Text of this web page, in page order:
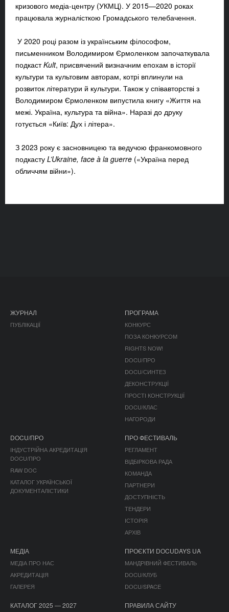
кризового медіа-центру (УКМЦ). У 2015—2020 роках
працювала журналісткою Громадського телебачення.
У 2020 році разом із українським філософом,
письменником Володимиром Єрмоленком започаткувала
подкастKult, присвячений визначним епохам в історії
культури та культовим авторам, котрі вплинули на
розвиток літератури й культури. Також у співавторстві з
Володимиром Єрмоленком випустила книгу «Життя на
межі. Україна, культура та війна». Наразі до друку
готується «Київ: Дух і літера».
З 2023 року є засновницею та ведучою франкомовного
подкасту L’Ukraine, face à la guerre («Україна перед
обличчям війни»).
ЖУРНАЛ
ПУБЛІКАЦІЇ
ПРОГРАМА
КОНКУРС
ПОЗА КОНКУРСОМ
RIGHTS NOW!
DOCU/ПРО
DOCU/СИНТЕЗ
ДЕКОНСТРУКЦІЇ
ПРОСТІ КОНСТРУКЦІЇ
DOCU/КЛАС
НАГОРОДИ
DOCU/ПРО
ІНДУСТРІЙНА АКРЕДИТАЦІЯ
DOCU/ПРО
RAW DOC
КАТАЛОГ УКРАЇНСЬКОЇ
ДОКУМЕНТАЛІСТИКИ
ПРО ФЕСТИВАЛЬ
РЕГЛАМЕНТ
ВІДБІРКОВА РАДА
КОМАНДА
ПАРТНЕРИ
ДОСТУПНІСТЬ
ТЕНДЕРИ
ІСТОРІЯ
АРХІВ
МЕДІА
МЕДІА ПРО НАС
АКРЕДИТАЦІЯ
ГАЛЕРЕЯ
ПРОЄКТИ DOCUDAYS UA
МАНДРІВНИЙ ФЕСТИВАЛЬ
DOCU/КЛУБ
DOCU/SPACE
КАТАЛОГ 2025 — 2027 ПРАВИЛА САЙТУ